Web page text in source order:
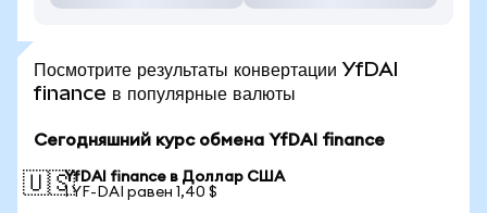
Посмотрите результаты конвертации YfDAI
finance в популярные валюты
Сегодняшний курс обмена YfDAI finance
🇺🇸YfDAI finance в Доллар США
1 YF-DAI равен 1,40 $